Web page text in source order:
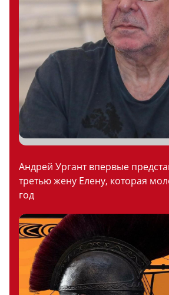
Андрей Ургант впервые
третью жену Елену, которая
год